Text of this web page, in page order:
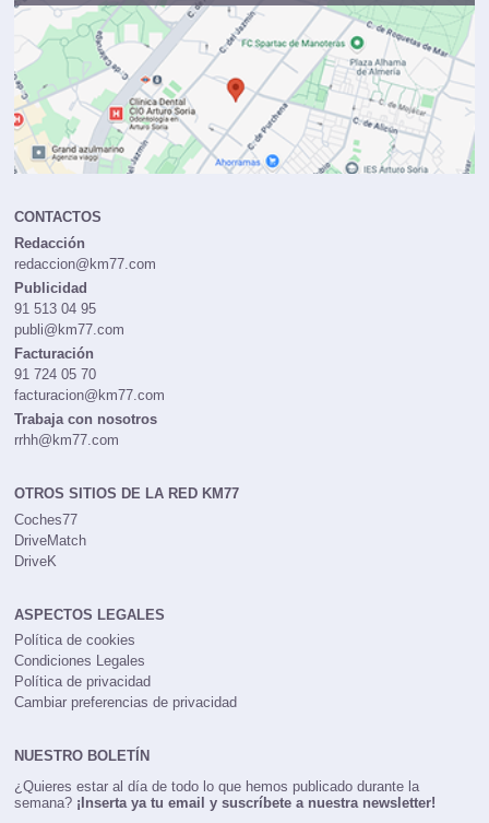
CONTACTOS
Redacción
redaccion@km77.com
Publicidad
91 513 04 95
publi@km77.com
Facturación
91 724 05 70
facturacion@km77.com
Trabaja con nosotros
rrhh@km77.com
OTROS SITIOS DE LA RED KM77
Coches77
DriveMatch
DriveK
ASPECTOS LEGALES
Política de cookies
Condiciones Legales
Política de privacidad
Cambiar preferencias de privacidad
NUESTRO BOLETÍN
¿Quieres estar al día de todo lo que hemos publicado durante la
semana? ¡Inserta ya tu email y suscríbete a nuestra newsletter!